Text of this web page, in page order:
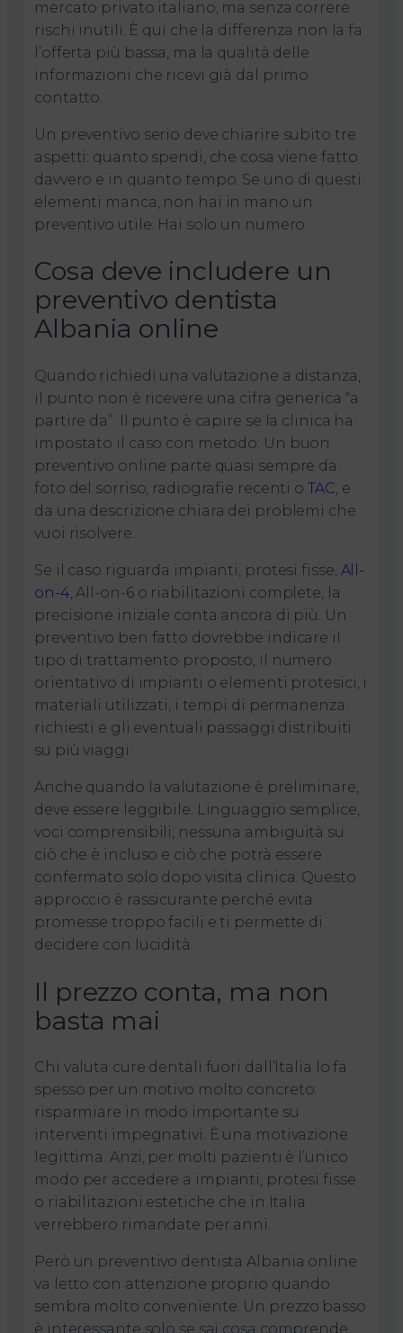
mercato privato italiano, ma senza correre
rischi inutili. È qui che la differenza non la fa
l’offerta più bassa, ma la qualità delle
informazioni che ricevi già dal primo
contatto.
Un preventivo serio deve chiarire subito tre
aspetti: quanto spendi, che cosa viene fatto
davvero e in quanto tempo. Se uno di questi
elementi manca, non hai in mano un
preventivo utile. Hai solo un numero.
Cosa deve includere un
preventivo dentista
Albania online
Quando richiedi una valutazione a distanza,
il punto non è ricevere una cifra generica “a
partire da”. Il punto è capire se la clinica ha
impostato il caso con metodo. Un buon
preventivo online parte quasi sempre da
foto del sorriso, radiografie recenti o TAC, e
da una descrizione chiara dei problemi che
vuoi risolvere.
Se il caso riguarda impianti, protesi fisse, All-
on-4, All-on-6 o riabilitazioni complete, la
precisione iniziale conta ancora di più. Un
preventivo ben fatto dovrebbe indicare il
tipo di trattamento proposto, il numero
orientativo di impianti o elementi protesici, i
materiali utilizzati, i tempi di permanenza
richiesti e gli eventuali passaggi distribuiti
su più viaggi.
Anche quando la valutazione è preliminare,
deve essere leggibile. Linguaggio semplice,
voci comprensibili, nessuna ambiguità su
ciò che è incluso e ciò che potrà essere
confermato solo dopo visita clinica. Questo
approccio è rassicurante perché evita
promesse troppo facili e ti permette di
decidere con lucidità.
Il prezzo conta, ma non
basta mai
Chi valuta cure dentali fuori dall’Italia lo fa
spesso per un motivo molto concreto:
risparmiare in modo importante su
interventi impegnativi. È una motivazione
legittima. Anzi, per molti pazienti è l’unico
modo per accedere a impianti, protesi fisse
o riabilitazioni estetiche che in Italia
verrebbero rimandate per anni.
Però un preventivo dentista Albania online
va letto con attenzione proprio quando
sembra molto conveniente. Un prezzo basso
è interessante solo se sai cosa comprende.